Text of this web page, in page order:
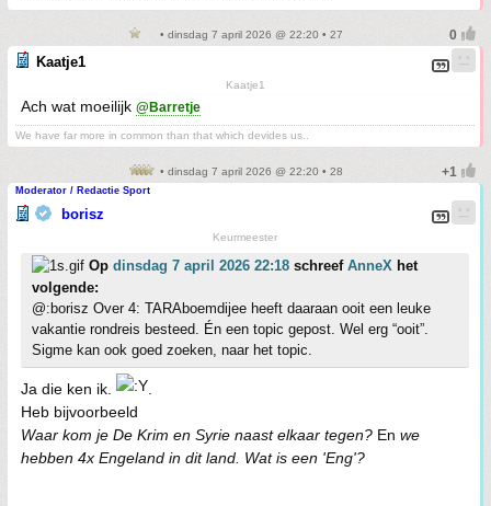
• dinsdag 7 april 2026 @ 22:20 • 27
Kaatje1
Kaatje1
Ach wat moeilijk @Barretje
We have far more in common than that which devides us..
• dinsdag 7 april 2026 @ 22:20 • 28
Moderator / Redactie Sport
borisz
Keurmeester
Op dinsdag 7 april 2026 22:18 schreef AnneX het
volgende:
@:borisz Over 4: TARAboemdijee heeft daaraan ooit een leuke
vakantie rondreis besteed. Én een topic gepost. Wel erg “ooit”.
Sigme kan ook goed zoeken, naar het topic.
Ja die ken ik.
Heb bijvoorbeeld
Waar kom je De Krim en Syrie naast elkaar tegen? En we
hebben 4x Engeland in dit land. Wat is een 'Eng'?